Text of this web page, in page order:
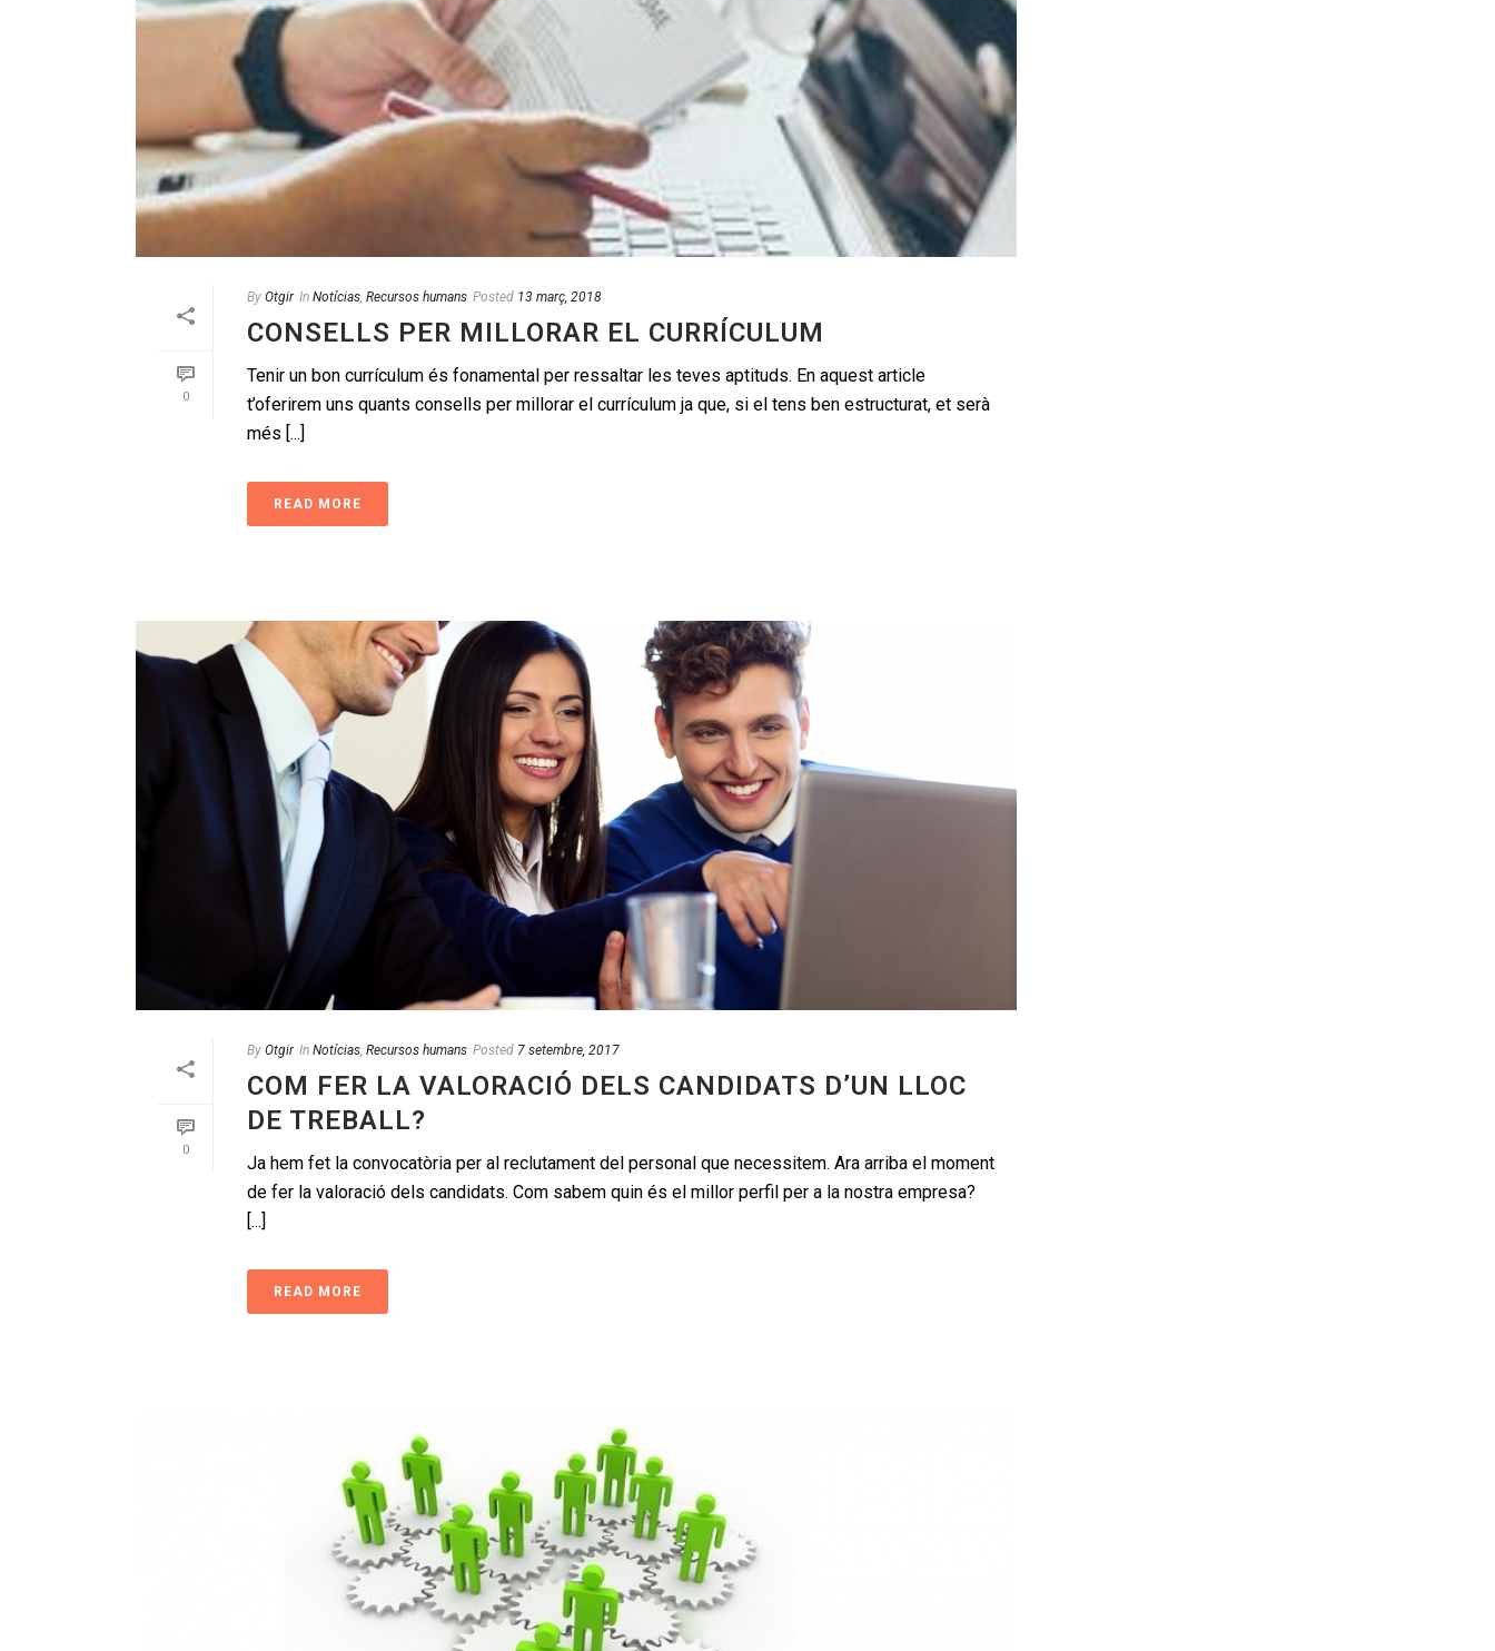
0
By Otgir In Notícias, Recursos humans Posted 13 març, 2018
CONSELLS PER MILLORAR EL CURRÍCULUM
Tenir un bon currículum és fonamental per ressaltar les teves aptituds. En aquest article
t’oferirem uns quants consells per millorar el currículum ja que, si el tens ben estructurat, et serà
més [...]
READ MORE
0
By Otgir In Notícias, Recursos humans Posted 7 setembre, 2017
COM FER LA VALORACIÓ DELS CANDIDATS D’UN LLOC
DE TREBALL?
Ja hem fet la convocatòria per al reclutament del personal que necessitem. Ara arriba el moment
de fer la valoració dels candidats. Com sabem quin és el millor perfil per a la nostra empresa?
[...]
READ MORE